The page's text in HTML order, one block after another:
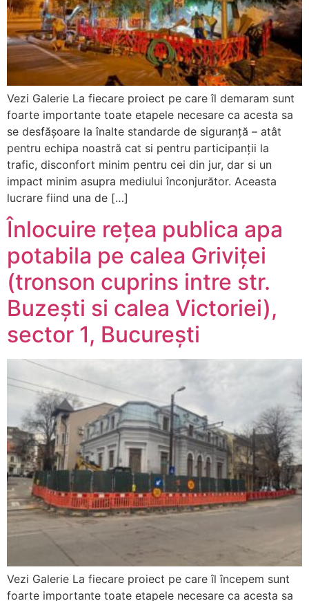
Vezi Galerie La fiecare proiect pe care îl demaram sunt
foarte importante toate etapele necesare ca acesta sa
se desfășoare la înalte standarde de siguranță – atât
pentru echipa noastră cat si pentru participanții la
trafic, disconfort minim pentru cei din jur, dar si un
impact minim asupra mediului înconjurător. Aceasta
lucrare fiind una de […]
Înlocuire rețea publica apa
potabila pe calea Griviței
(tronson cuprins intre str.
Buzești si calea Victoriei),
sector 1, București
Vezi Galerie La fiecare proiect pe care îl începem sunt
foarte importante toate etapele necesare ca acesta sa